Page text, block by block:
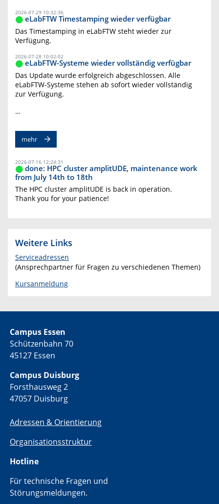
2026-07-29 10:32:36
eLabFTW Timestamping wieder verfügbar
Das Timestamping in eLabFTW steht wieder zur
Verfügung.
2026-07-28 10:02:02
eLabFTW-Systeme wieder vollständig verfügbar
Das Update wurde erfolgreich abgeschlossen. Alle
eLabFTW-Systeme stehen ab sofort wieder vollständig
zur Verfügung.
…
mehr
2026-07-16 12:24:31
done: HPC cluster amplitUDE, maintenance work
from July 14th to 18th
The HPC cluster amplitUDE is back in operation.
Thank you for your patience!
Weitere Links
Serviceadressen
(Ansprechpartner für Fragen zu verschiedenen Themen)
Kursanmeldung
Campus Essen
Schützenbahn 70
45127 Essen
Campus Duisburg
Forsthausweg 2
47057 Duisburg
Adressen & Orientierung
Organisationsstruktur
Hotline
Für technische Fragen und
Störungsmeldungen.